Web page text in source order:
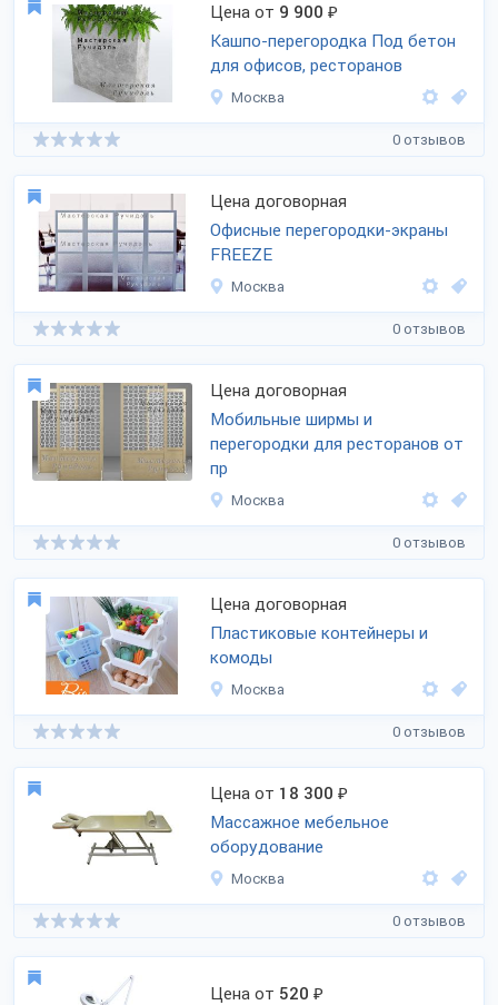
Цена от 9 900 ₽
Кашпо-перегородка Под бетон
для офисов, ресторанов
Москва
0 отзывов
Цена договорная
Офисные перегородки-экраны
FREEZE
Москва
0 отзывов
Цена договорная
Мобильные ширмы и
перегородки для ресторанов от
пр
Москва
0 отзывов
Цена договорная
Пластиковые контейнеры и
комоды
Москва
0 отзывов
Цена от 18 300 ₽
Массажное мебельное
оборудование
Москва
0 отзывов
Цена от 520 ₽